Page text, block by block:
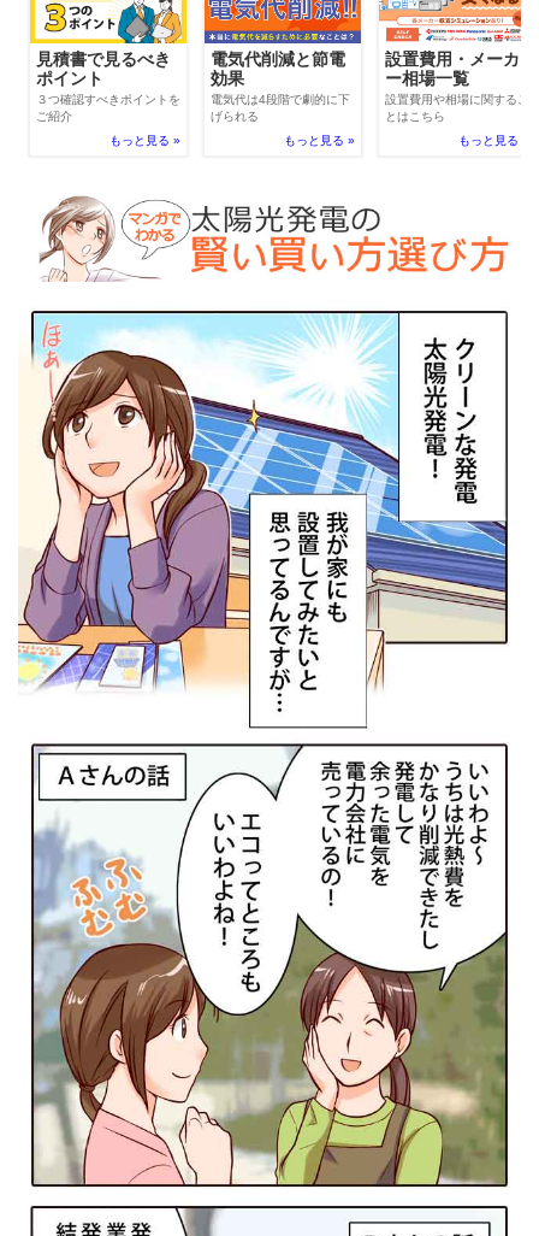
見積書で見るべき
ポイント
３つ確認すべきポイントを
ご紹介
もっと見る »
電気代削減と節電
効果
電気代は4段階で劇的に下
げられる
もっと見る »
設置費用・メーカ
ー相場一覧
設置費用や相場に関するこ
とはこちら
もっと見る »